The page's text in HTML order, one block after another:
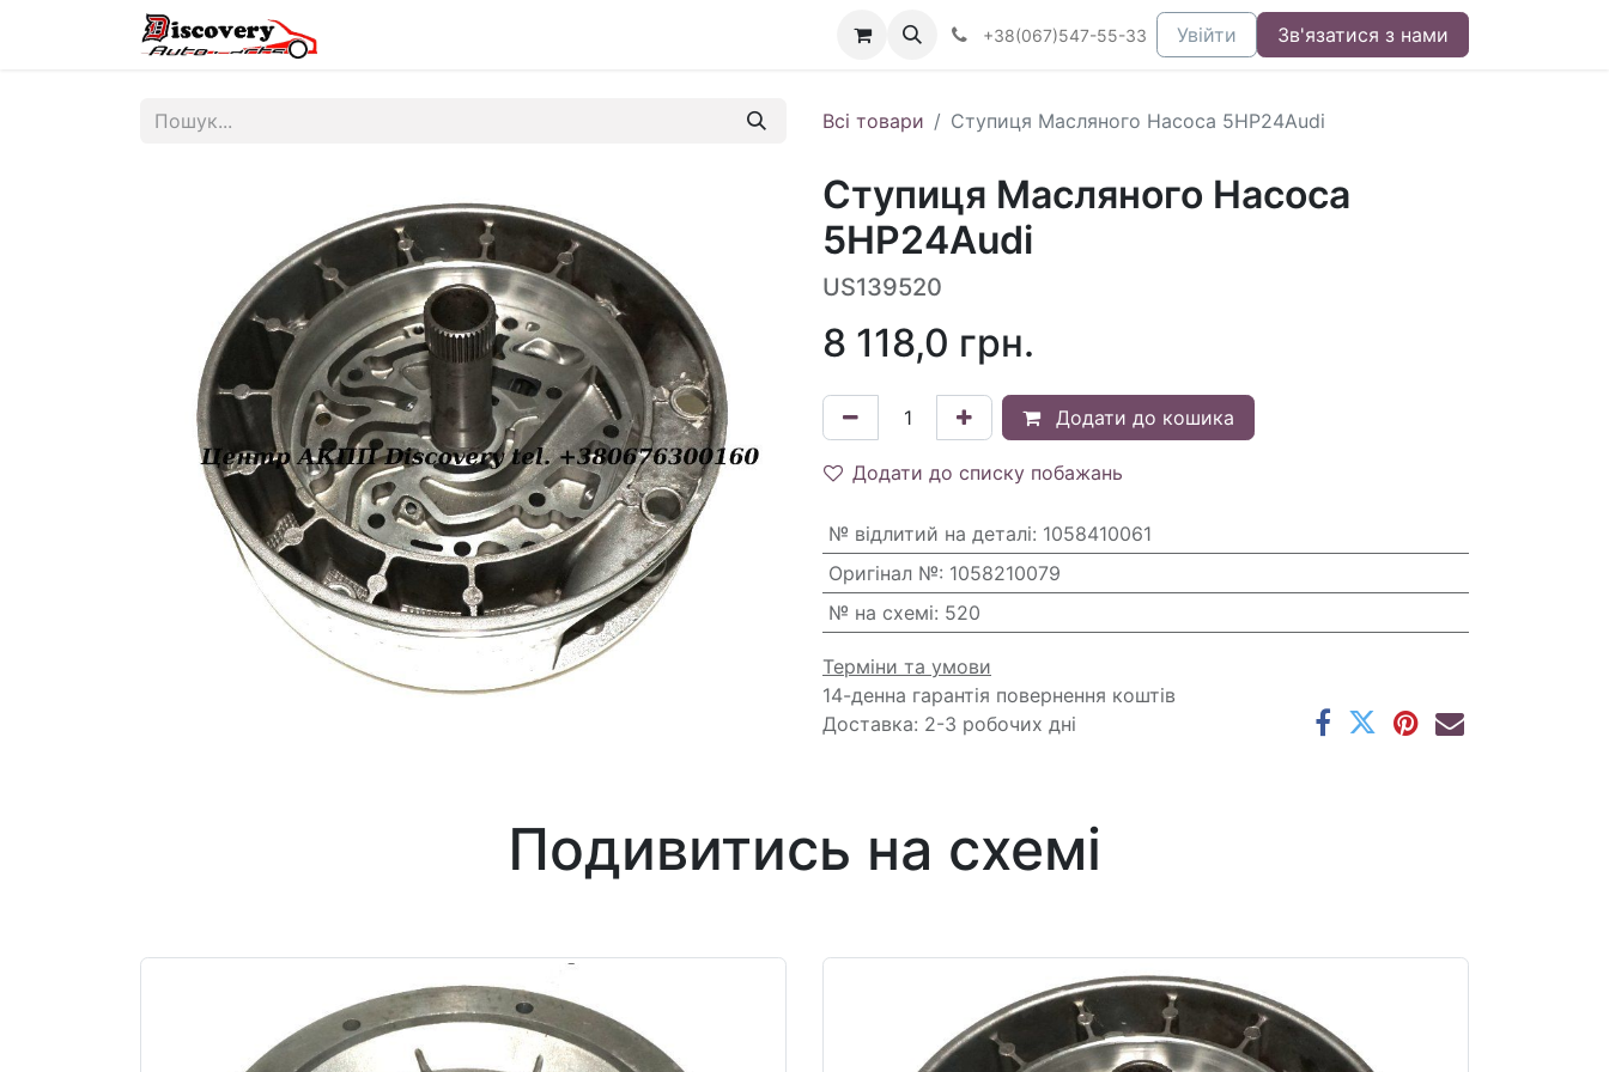
+38(067)547-55-33 Увійти Зв'язатися з нами
Всі товари Ступиця Масляного Насоса 5HP24Audi
Ступиця Масляного Насоса
5HP24Audi
US139520
8 118,0 грн.
Додати до кошика
Додати до списку побажань
№ відлитий на деталі: 1058410061
Оригінал №: 1058210079
№ на схемі: 520
Терміни та умови
14-денна гарантія повернення коштів
Доставка: 2-3 робочих дні
Подивитись на схемі